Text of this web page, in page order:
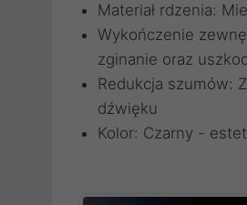
Materiał rdzenia:
Wykończenie
zginanie oraz
Redukcja szumów:
dźwięku
Kolor: Czarny -